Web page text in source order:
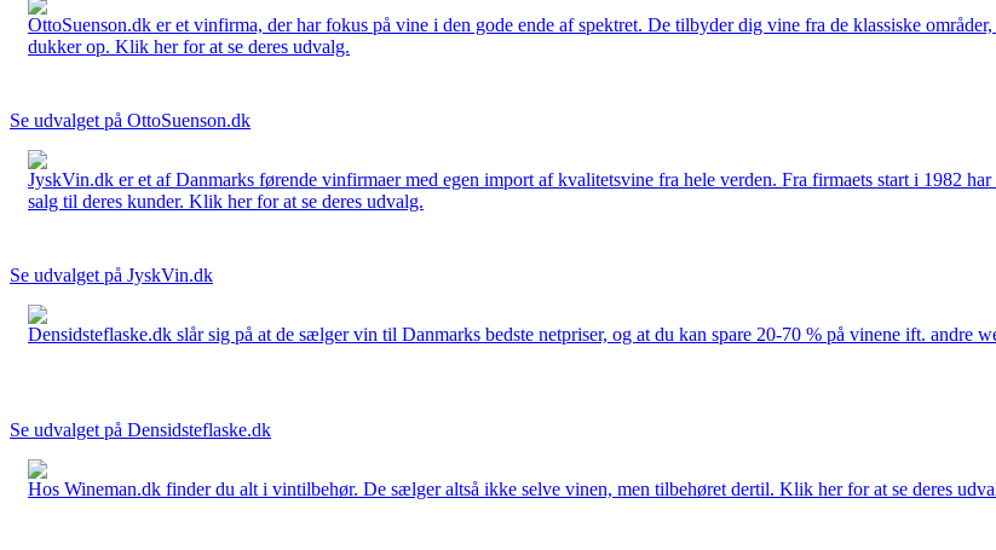
OttoSuenson.dk er et vinfirma, der har fokus på vine i den gode ende af spektret. De tilbyder dig vine fra de klassiske
dukker op. Klik her for at se deres udvalg.
Se udvalget på OttoSuenson.dk
JyskVin.dk er et af Danmarks førende vinfirmaer med egen import af kvalitetsvine fra hele verden. Fra firmaets start i 1982
salg til deres kunder. Klik her for at se deres udvalg.
Se udvalget på JyskVin.dk
Densidsteflaske.dk slår sig på at de sælger vin til Danmarks bedste netpriser, og at du kan spare 20-70 % på vinene ift. andre
Se udvalget på Densidsteflaske.dk
Hos Wineman.dk finder du alt i vintilbehør. De sælger altså ikke selve vinen, men tilbehøret dertil. Klik her for at se deres